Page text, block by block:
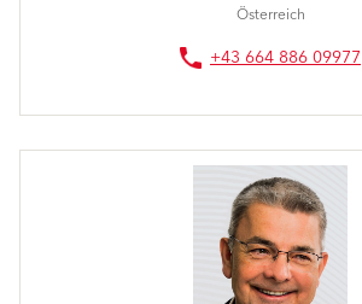
Österreich
+43 664 886 09977